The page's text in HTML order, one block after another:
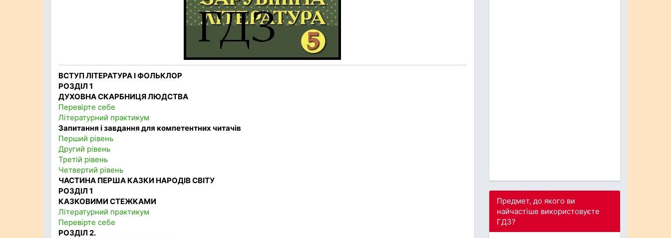
ВСТУП ЛІТЕРАТУРА І ФОЛЬКЛОР
РОЗДІЛ 1
ДУХОВНА СКАРБНИЦЯ ЛЮДСТВА
Перевірте себе
Літературний практикум
Запитання і завдання для компетентних читачів
Перший рівень
Другий рівень
Третій рівень
Четвертий рівень
ЧАСТИНА ПЕРША КАЗКИ НАРОДІВ СВІТУ
РОЗДІЛ 1
КАЗКОВИМИ СТЕЖКАМИ
Літературний практикум
Перевірте себе
РОЗДІЛ 2.
Предмет, до якого ви
найчастіше використовуєте
ГДЗ?